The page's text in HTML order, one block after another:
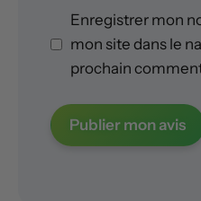
Enregistrer mon
mon site dans le
prochain